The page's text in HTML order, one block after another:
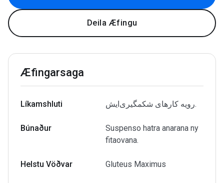
Deila Æfingu
Æfingarsaga
Líkamshluti رویه کارهای شکمگیری‌ایش.
Búnaður
Suspenso hatra anarana ny
fitaovana.
Helstu Vöðvar Gluteus Maximus